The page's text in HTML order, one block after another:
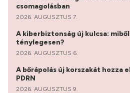
csomagolásban
2026. AUGUSZTUS 7.
A kiberbiztonság új kulcsa: miből
ténylegesen?
2026. AUGUSZTUS 6.
A bőrápolás új korszakát hozza
PDRN
2026. AUGUSZTUS 9.